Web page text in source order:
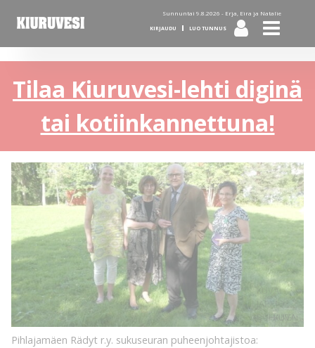
Sunnuntai 9.8.2026 - Erja, Eira ja Natalie
KIRJAUDU LUO TUNNUS
Tilaa Kiuruvesi-lehti diginä
tai kotiinkannettuna!
KUVA:
KUVA:
JARMO
RUHANEN
Pihlajamäen Rädyt r.y. sukuseuran puheenjohtajistoa: